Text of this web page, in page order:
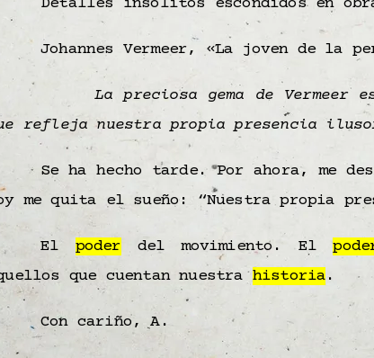
Detalles insólitos escondidos en
Johannes Vermeer, «La joven de la
La preciosa gema de
refleja nuestra propia presencia
Se ha hecho tarde. Por ahora, me
me quita el sueño: ​“N​uestra propia
El poder del movimiento. El
que cuentan nuestra historia .
Con cariño, A.